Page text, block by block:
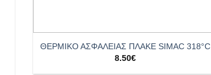
ΘΕΡΜΙΚΟ ΑΣΦΑΛΕΙΑΣ ΠΛΑΚΕ SIMAC 318°C
8.50€